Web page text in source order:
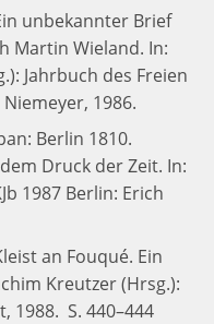
unbekannter Brief
Martin Wieland. In:
Jahrbuch des Freien
1986.
Berlin 1810.
Druck der Zeit. In:
1987 Berlin: Erich
an Fouqué. Ein
Kreutzer (Hrsg.):
1988. S. 440–444